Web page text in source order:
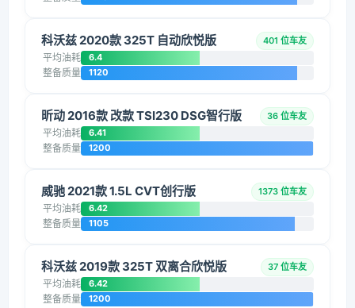
科沃兹 2020款 325T 自动欣悦版 401 位车友
平均油耗 6.4
整备质量 1120
昕动 2016款 改款 TSI230 DSG智行版 36 位车友
平均油耗 6.41
整备质量 1200
威驰 2021款 1.5L CVT创行版 1373 位车友
平均油耗 6.42
整备质量 1105
科沃兹 2019款 325T 双离合欣悦版 37 位车友
平均油耗 6.42
整备质量 1200